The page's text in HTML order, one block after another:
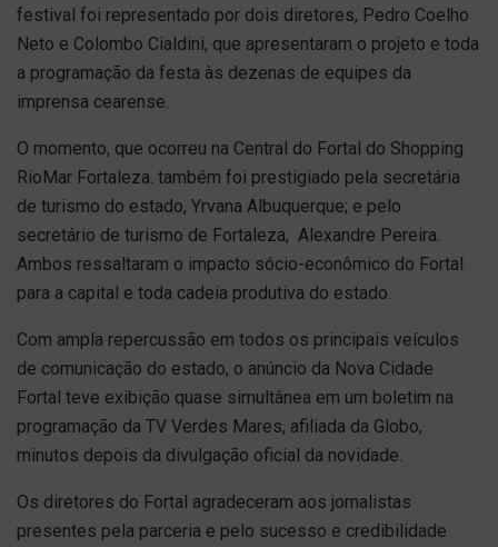
festival foi representado por dois diretores, Pedro Coelho
Neto e Colombo Cialdini, que apresentaram o projeto e toda
a programação da festa às dezenas de equipes da
imprensa cearense.
O momento, que ocorreu na Central do Fortal do Shopping
RioMar Fortaleza. também foi prestigiado pela secretária
de turismo do estado, Yrvana Albuquerque; e pelo
secretário de turismo de Fortaleza, Alexandre Pereira.
Ambos ressaltaram o impacto sócio-econômico do Fortal
para a capital e toda cadeia produtiva do estado.
Com ampla repercussão em todos os principais veículos
de comunicação do estado, o anúncio da Nova Cidade
Fortal teve exibição quase simultânea em um boletim na
programação da TV Verdes Mares, afiliada da Globo,
minutos depois da divulgação oficial da novidade.
Os diretores do Fortal agradeceram aos jornalistas
presentes pela parceria e pelo sucesso e credibilidade